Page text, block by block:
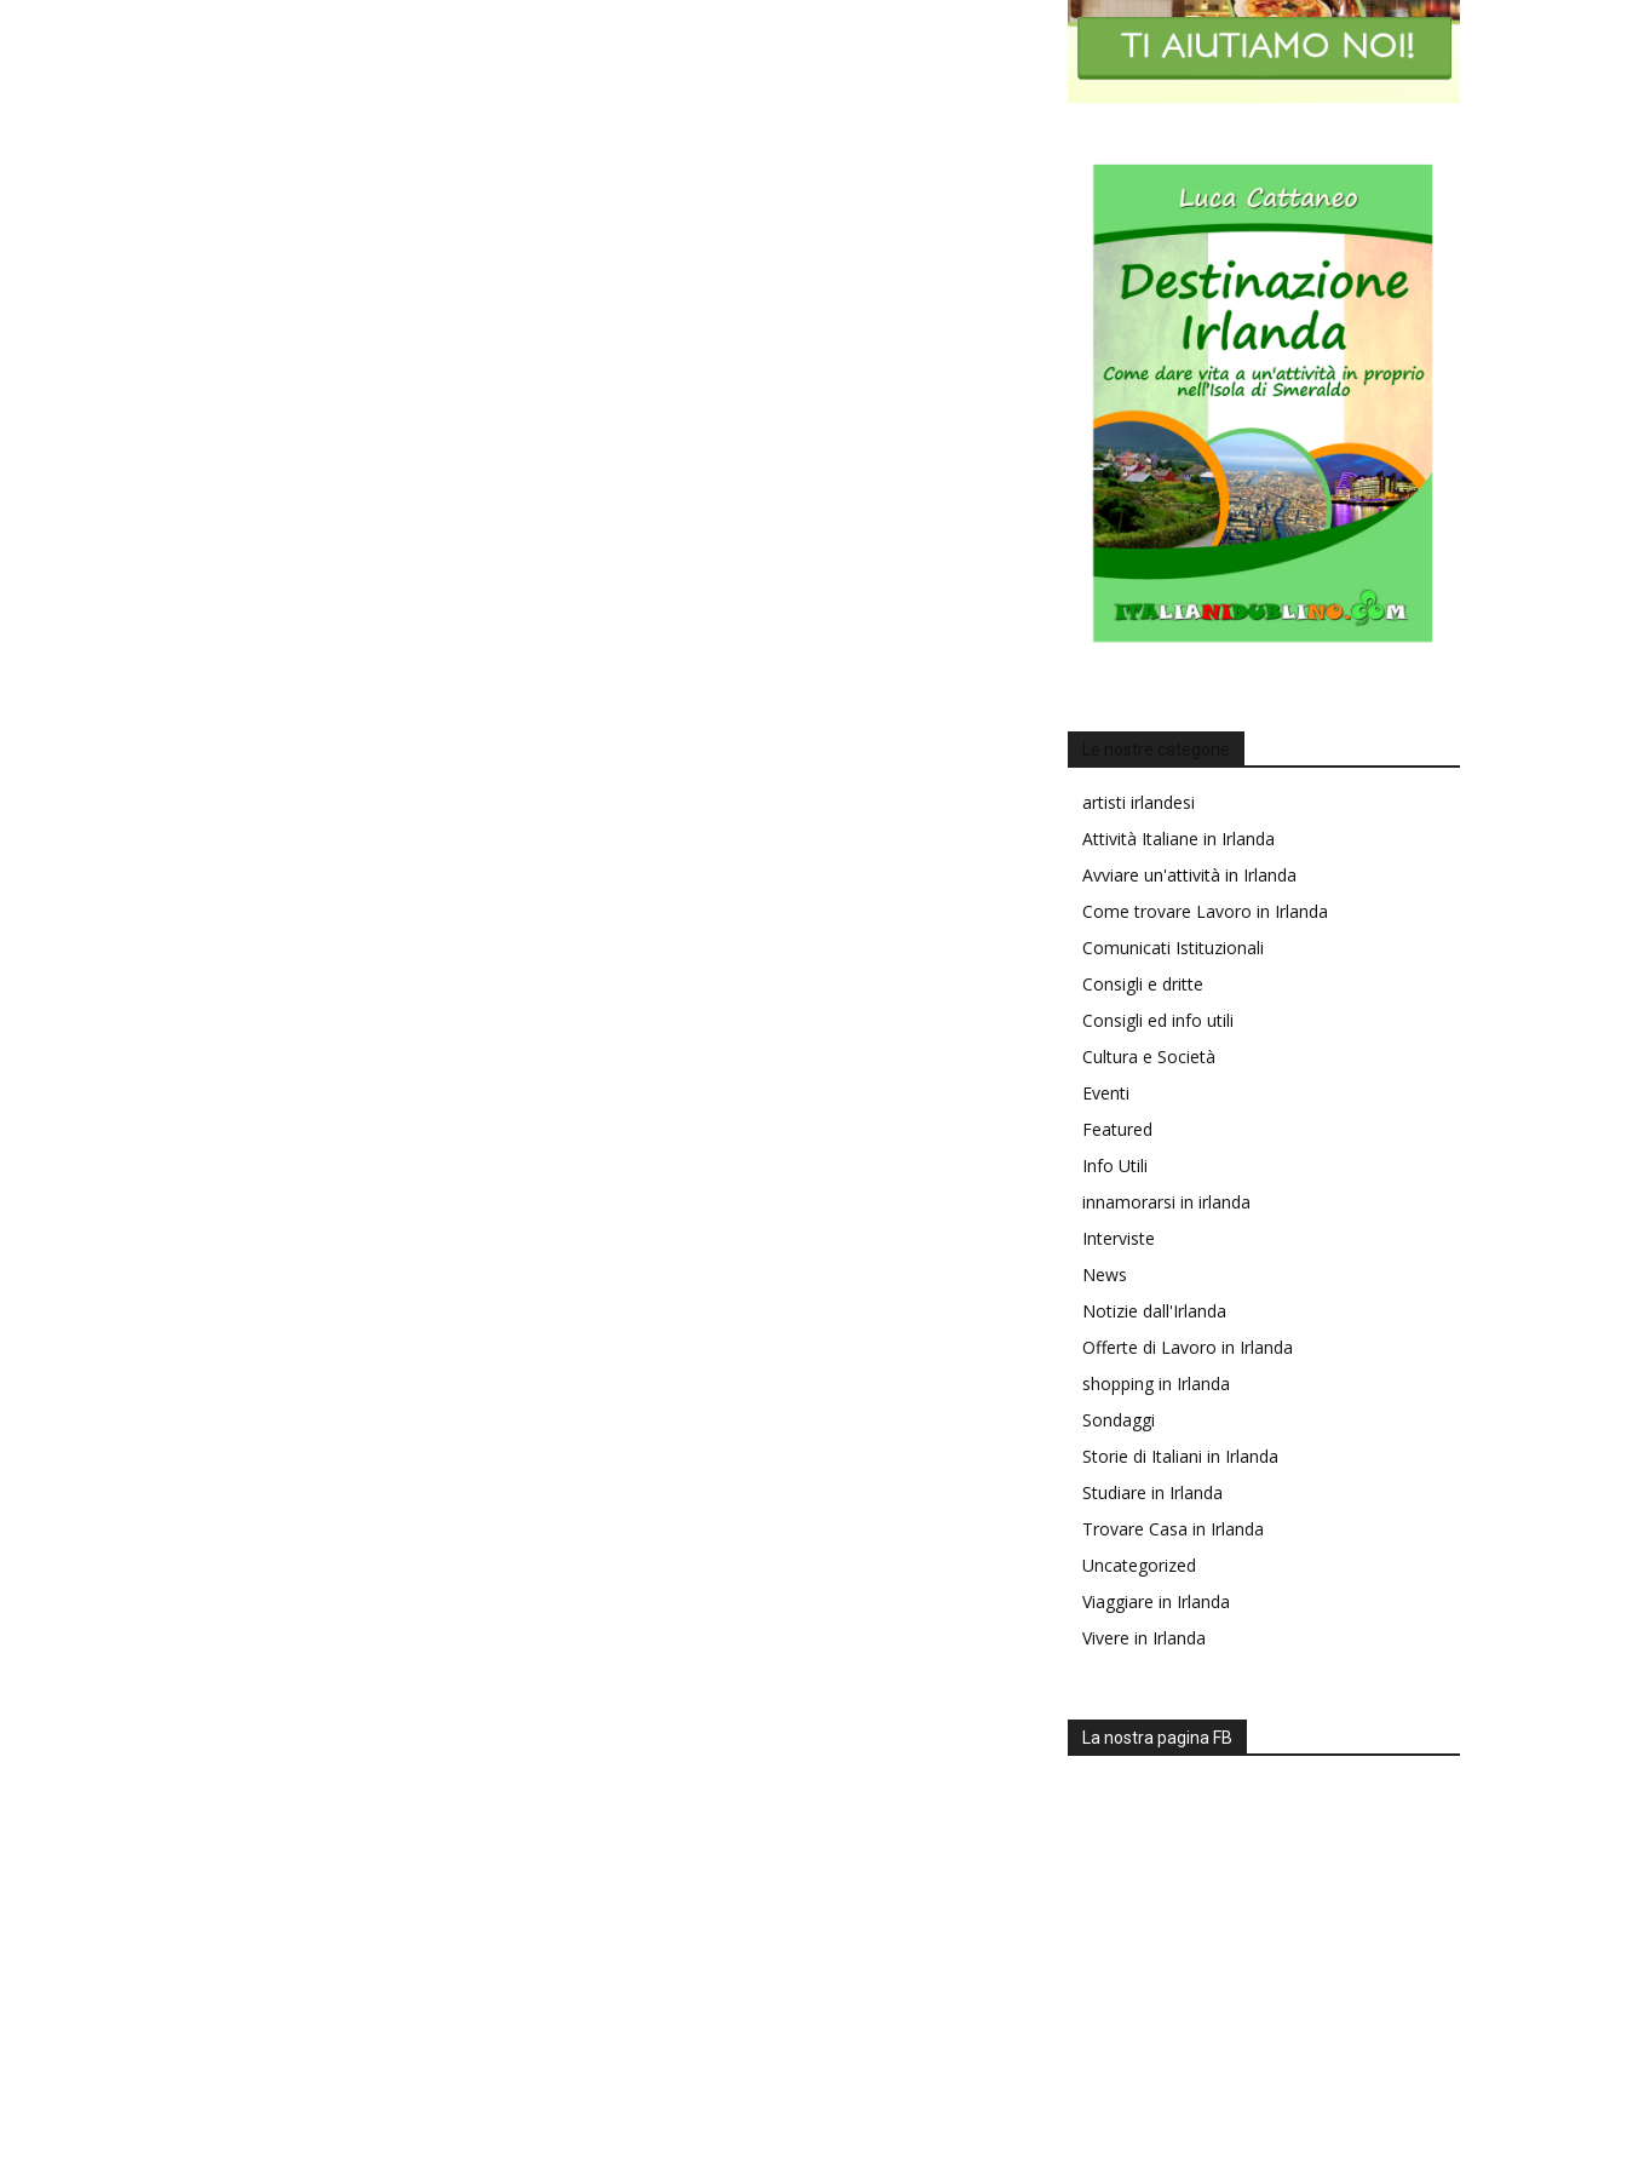
artisti irlandesi
Attività Italiane in Irlanda
Avviare un'attività in Irlanda
Come trovare Lavoro in Irlanda
Comunicati Istituzionali
Consigli e dritte
Consigli ed info utili
Cultura e Società
Eventi
Featured
Info Utili
innamorarsi in irlanda
Interviste
News
Notizie dall'Irlanda
Offerte di Lavoro in Irlanda
shopping in Irlanda
Sondaggi
Storie di Italiani in Irlanda
Studiare in Irlanda
Trovare Casa in Irlanda
Uncategorized
Viaggiare in Irlanda
Vivere in Irlanda
La nostra pagina FB